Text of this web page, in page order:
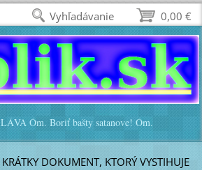
Óm. Boriť bašty satanove! Óm.
KRÁTKY DOKUMENT, KTORÝ VYSTIHUJE
0,00 €
Vyhľadávanie